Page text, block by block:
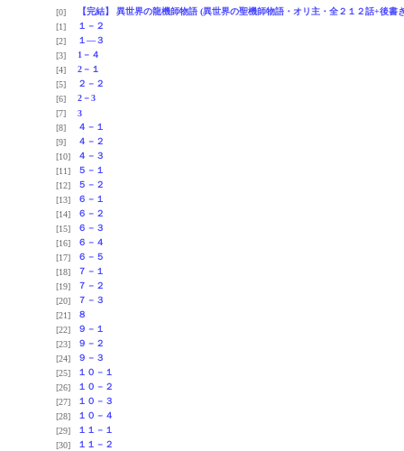
[0]
【完結】 異世界の龍機師物語 (異世界の聖機師物語・オリ主・全２１２話+後書
[1]
１－２
[2]
１―３
[3]
1－４
[4]
2－１
[5]
２－２
[6]
2－3
[7]
3
[8]
４－１
[9]
４－２
[10]
４－３
[11]
５－１
[12]
５－２
[13]
６－１
[14]
６－２
[15]
６－３
[16]
６－４
[17]
６－５
[18]
７－１
[19]
７－２
[20]
７－３
[21]
８
[22]
９－１
[23]
９－２
[24]
９－３
[25]
１０－１
[26]
１０－２
[27]
１０－３
[28]
１０－４
[29]
１１－１
[30]
１１－２